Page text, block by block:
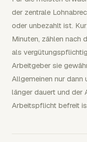
der zentrale
oder unbezahlt ist.
Minuten, zählen nach
als
Arbeitgeber sie
Allgemeinen nur
länger dauert und der
Arbeitspflicht befreit